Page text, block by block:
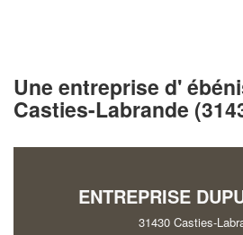
Une entreprise d'
Casties-Labrande
ENTREPRISE
31430 Casties-
vos